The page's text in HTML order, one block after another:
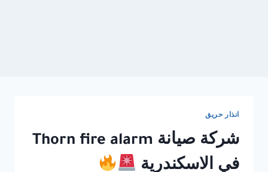
انذار حريق
شركة صيانة Thorn fire alarm
في الاسكندرية